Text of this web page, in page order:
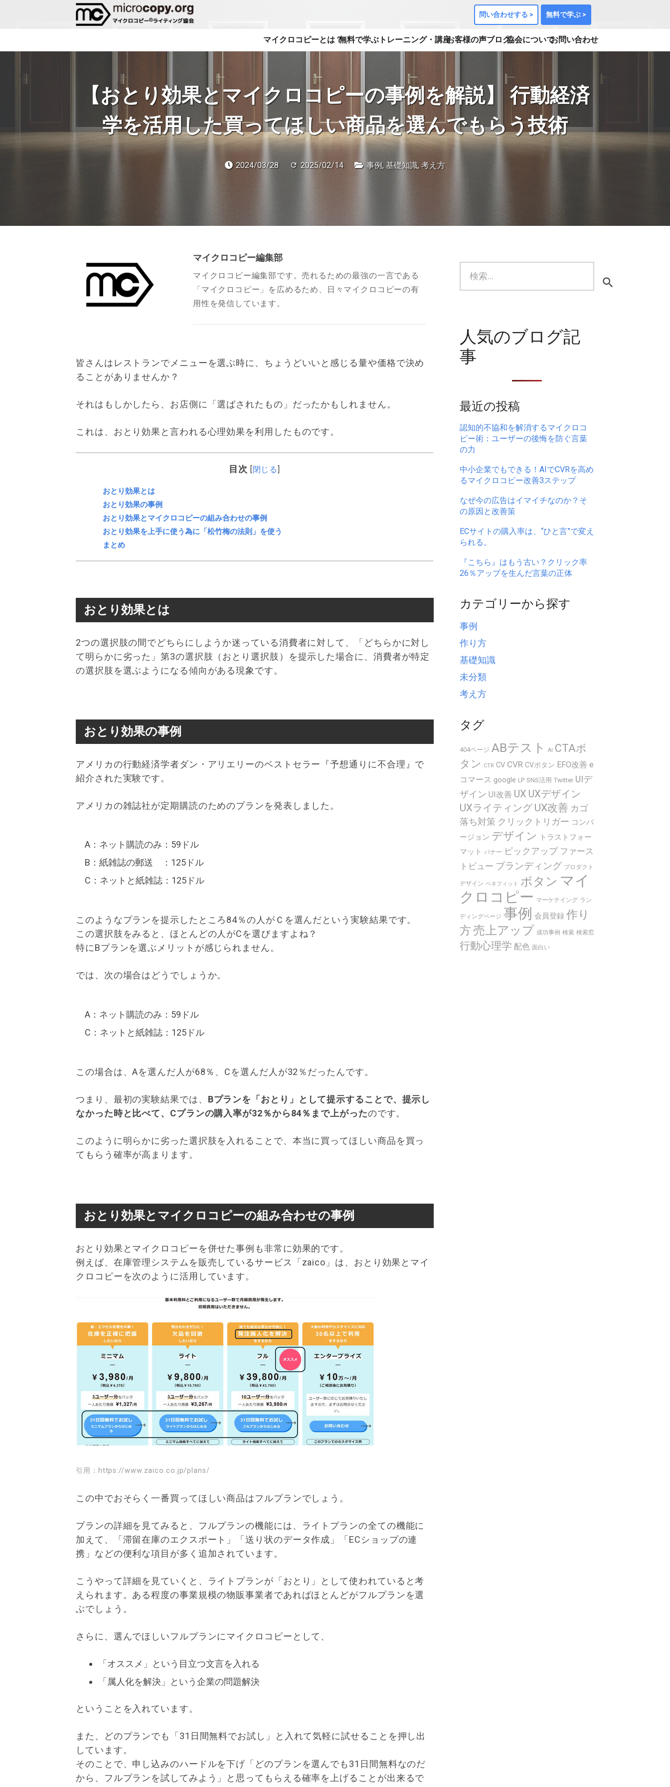
問い合わせする > 無料で学ぶ >
マイクロコピーとは？無料で学ぶ トレーニング・講座お客様の声ブログ協会についてお問い合わせ
【おとり効果とマイクロコピーの事例を解説】 行動経済
学を活用した買ってほしい商品を選んでもらう技術
2024/03/28 refresh 2025/02/14 事例,基礎知識,考え方
マイクロコピー編集部
マイクロコピー編集部です。売れるための最強の一言である
「マイクロコピー」を広めるため、日々マイクロコピーの有
用性を発信しています。
皆さんはレストランでメニューを選ぶ時に、ちょうどいいと感じる量や価格で決め
ることがありませんか？
それはもしかしたら、お店側に「選ばされたもの」だったかもしれません。
これは、おとり効果と言われる心理効果を利用したものです。
目次 閉じる
おとり効果とは
おとり効果の事例
おとり効果とマイクロコピーの組み合わせの事例
おとり効果を上手に使う為に「松竹梅の法則」を使う
まとめ
おとり効果とは
2つの選択肢の間でどちらにしようか迷っている消費者に対して、「どちらかに対し
て明らかに劣った」第3の選択肢（おとり選択肢）を提示した場合に、消費者が特定
の選択肢を選ぶようになる傾向がある現象です。
おとり効果の事例
アメリカの行動経済学者ダン・アリエリーのベストセラー『予想通りに不合理』で
紹介された実験です。
アメリカの雑誌社が定期購読のためのプランを発表しました。
A：ネット購読のみ：59ドル
B：紙雑誌の郵送 ：125ドル
C：ネットと紙雑誌：125ドル
このようなプランを提示したところ84％の人がＣを選んだという実験結果です。
この選択肢をみると、ほとんどの人がCを選びますよね？
特にBプランを選ぶメリットが感じられません。
では、次の場合はどうでしょうか。
A：ネット購読のみ：59ドル
C：ネットと紙雑誌：125ドル
この場合は、Aを選んだ人が68％、Cを選んだ人が32％だったんです。
つまり、最初の実験結果では、 Bプランを「おとり」として提示することで、提示し
なかった時と比べて、Cプランの購入率が32％から84％まで上がったのです。
このように明らかに劣った選択肢を入れることで、本当に買ってほしい商品を買っ
てもらう確率が高まります。
おとり効果とマイクロコピーの組み合わせの事例
おとり効果とマイクロコピーを併せた事例も非常に効果的です。
例えば、在庫管理システムを販売しているサービス「zaico」は、おとり効果とマイ
クロコピーを次のように活用しています。
引用： https://www.zaico.co.jp/plans/
この中でおそらく一番買ってほしい商品はフルプランでしょう。
プランの詳細を見てみると、フルプランの機能には、ライトプランの全ての機能に
加えて、「滞留在庫のエクスポート」「送り状のデータ作成」「ECショップの連
携」などの便利な項目が多く追加されています。
こうやって詳細を見ていくと、ライトプランが「おとり」として使われていると考
えられます。ある程度の事業規模の物販事業者であればほとんどがフルプランを選
ぶでしょう。
さらに、選んでほしいフルプランにマイクロコピーとして、
「オススメ」という目立つ文言を入れる
「属人化を解決」という企業の問題解決
ということを入れています。
また、どのプランでも「31日間無料でお試し」と入れて気軽に試せることを押し出
しています。
そのことで、申し込みのハードルを下げ「どのプランを選んでも31日間無料なのだ
から、フルプランを試してみよう」と思ってもらえる確率を上げることが出来るで
索:
人気のブログ記
事
最近の投稿
認知的不協和を解消するマイクロコ
ピー術：ユーザーの後悔を防ぐ言葉
の力
中小企業でもできる！AIでCVRを高め
るマイクロコピー改善3ステップ
なぜ今の広告はイマイチなのか？そ
の原因と改善策
ECサイトの購入率は、“ひと言”で変え
られる。
『こちら』はもう古い？クリック率
26％アップを生んだ言葉の正体
カテゴリーから探す
事例
作り方
基礎知識
未分類
考え方
タグ
404ページ ABテスト AI CTAボ
タン
CTR CV CVR CVボタン EFO改善 e
コマース google LP SNS活用 Twitter UIデ
ザイン UI改善 UX UXデザイン
UXライティング UX改善 カゴ
落ち対策 クリックトリガー コンバ
ージョン デザイン
トラストフォー
マット バナー ピックアップ ファース
トビュー ブランディング プロダクト
デザイン ベネフィット ボタン マイ
クロコピー マーケテイング ラン
ディングページ 事例 会員登録 作り
方 売上アップ 成功事例 検索 検索窓
行動心理学 配色 面白い